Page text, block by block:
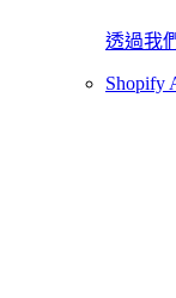
透過我
Shopify